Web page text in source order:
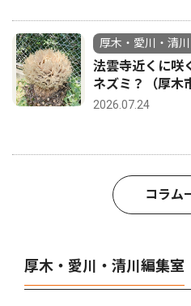
厚木・愛川・清川
法雲寺近くに咲
ネズミ？（厚
2026.07.24
コラム
厚木・愛川・清川編集室